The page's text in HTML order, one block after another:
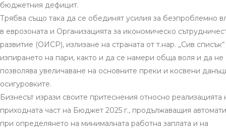
бюджетния дефицит.
Трябва също така да се обединят усилия за безпроблемно
в еврозоната и Организацията за икономическо
развитие (ОИСР), излизане на страната от т.нар. „Сив списък“
изпирането на пари, както и да се намери обща воля и да не
позволява увеличаване на основните преки и косвени
осигуровките.
Бизнесът изрази своите притеснения относно реализацията
приходната част на Бюджет 2025 г., продължаващия
при определянето на минималната работна заплата и на